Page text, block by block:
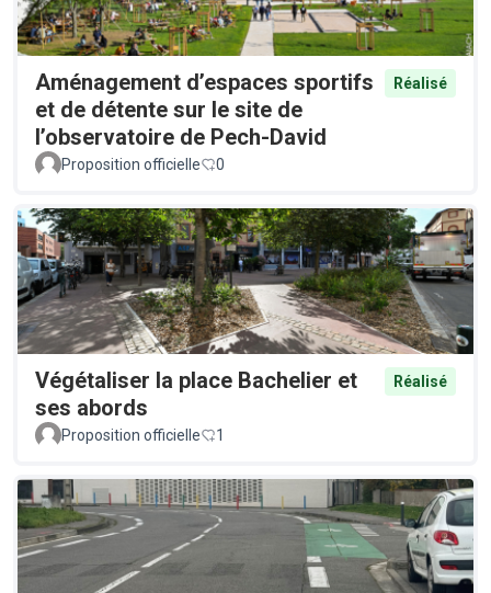
Aménagement d’espaces sportifs
et de détente sur le site de
l’observatoire de Pech-David
Réalisé
Proposition officielle 0
Végétaliser la place Bachelier et
ses abords
Réalisé
Proposition officielle 1